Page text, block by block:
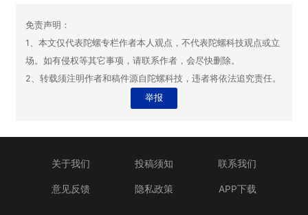
免责声明：
1、本文仅代表陀螺专栏作者本人观点，不代表陀螺科技观点或立
场。如有侵权等其它事项，请联系作者，会尽快删除。
2、转载须注明作者和稿件源自陀螺科技，违者将依法追究责任。
举报
关于我们 投稿须知 联系我们
意见反馈 隐私政策 APP下载